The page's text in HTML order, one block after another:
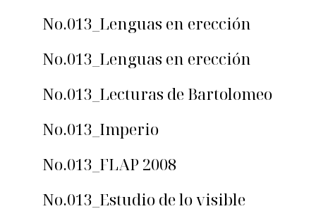
No.013_Lenguas en erección
No.013_Lenguas en erección
No.013_Lecturas de Bartolomeo
No.013_Imperio
No.013_FLAP 2008
No.013_Estudio de lo visible